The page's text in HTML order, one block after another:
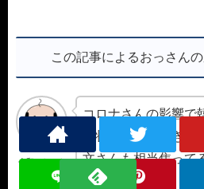
この記事によるおっさん
令和のおっさ
コロナさんの影響で
的状況になってきて
文さんも相当焦って
すわ。